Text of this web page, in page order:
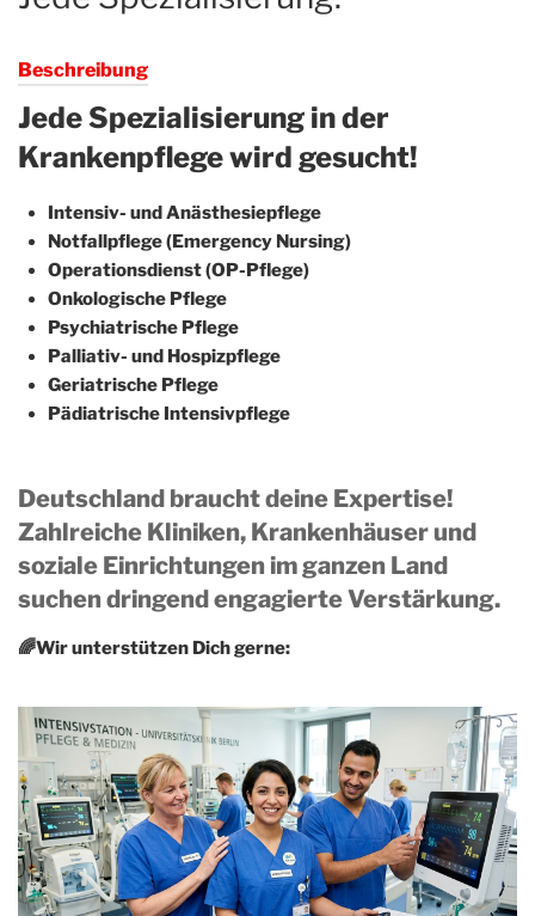
Beschreibung
Jede Spezialisierung in der
Krankenpflege wird gesucht!
Intensiv- und Anästhesiepflege
Notfallpflege (Emergency Nursing)
Operationsdienst (OP-Pflege)
Onkologische Pflege
Psychiatrische Pflege
Palliativ- und Hospizpflege
Geriatrische Pflege
Pädiatrische Intensivpflege
Deutschland braucht deine Expertise!
Zahlreiche Kliniken, Krankenhäuser und
soziale Einrichtungen im ganzen Land
suchen dringend engagierte Verstärkung.
🌈Wir unterstützen Dich gerne: